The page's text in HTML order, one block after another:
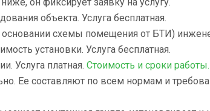
объекта. Услуга бесплатная.
схемы помещения от БТИ)
установки. Услуга бесплатная.
Услуга платная. Стоимость и сроки работы.
Ее составляют по всем нормам и